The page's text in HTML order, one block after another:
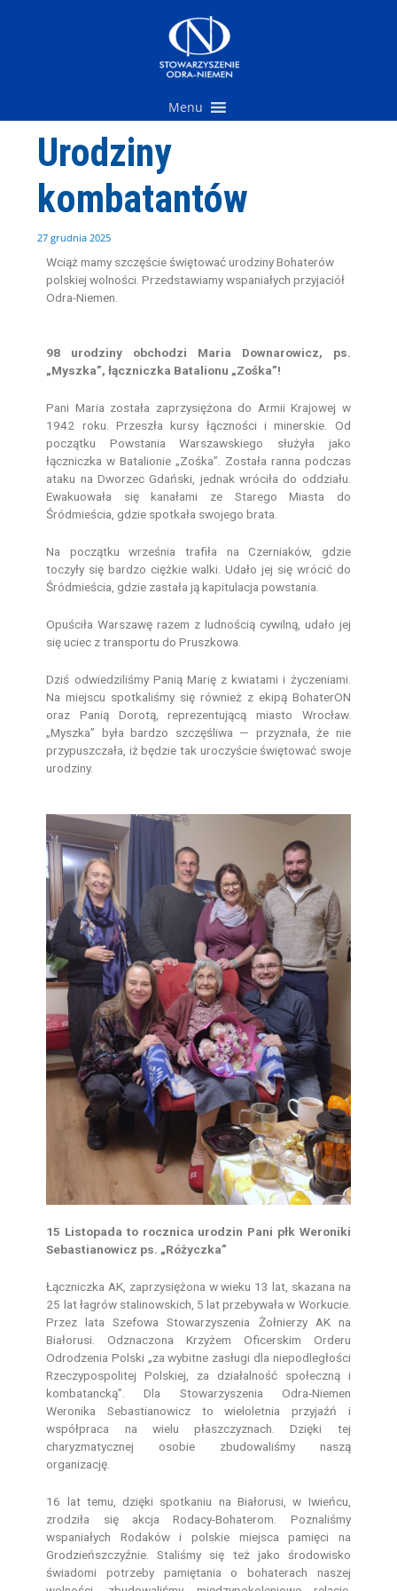
Menu
Urodziny
kombatantów
27 grudnia 2025
Wciąż mamy szczęście świętować urodziny Bohaterów
polskiej wolności. Przedstawiamy wspaniałych przyjaciół
Odra-Niemen.
98 urodziny obchodzi Maria Downarowicz, ps.
„Myszka”, łączniczka Batalionu „Zośka”!
Pani Maria została zaprzysiężona do Armii Krajowej w
1942 roku. Przeszła kursy łączności i minerskie. Od
początku Powstania Warszawskiego służyła jako
łączniczka w Batalionie „Zośka”. Została ranna podczas
ataku na Dworzec Gdański, jednak wróciła do oddziału.
Ewakuowała się kanałami ze Starego Miasta do
Śródmieścia, gdzie spotkała swojego brata.
Na początku września trafiła na Czerniaków, gdzie
toczyły się bardzo ciężkie walki. Udało jej się wrócić do
Śródmieścia, gdzie zastała ją kapitulacja powstania.
Opuściła Warszawę razem z ludnością cywilną, udało jej
się uciec z transportu do Pruszkowa.
Dziś odwiedziliśmy Panią Marię z kwiatami i życzeniami.
Na miejscu spotkaliśmy się również z ekipą BohaterON
oraz Panią Dorotą, reprezentującą miasto Wrocław.
„Myszka” była bardzo szczęśliwa — przyznała, że nie
przypuszczała, iż będzie tak uroczyście świętować swoje
urodziny.
15 Listopada to rocznica urodzin Pani płk Weroniki
Sebastianowicz ps. „Różyczka”
Łączniczka AK, zaprzysiężona w wieku 13 lat, skazana na
25 lat łagrów stalinowskich, 5 lat przebywała w Workucie.
Przez lata Szefowa Stowarzyszenia Żołnierzy AK na
Białorusi. Odznaczona Krzyżem Oficerskim Orderu
Odrodzenia Polski „za wybitne zasługi dla niepodległości
Rzeczypospolitej Polskiej, za działalność społeczną i
kombatancką”. Dla Stowarzyszenia Odra-Niemen
Weronika Sebastianowicz to wieloletnia przyjaźń i
współpraca na wielu płaszczyznach. Dzięki tej
charyzmatycznej osobie zbudowaliśmy naszą
organizację.
16 lat temu, dzięki spotkaniu na Białorusi, w Iwieńcu,
zrodziła się akcja Rodacy-Bohaterom. Poznaliśmy
wspaniałych Rodaków i polskie miejsca pamięci na
Grodzieńszczyźnie. Staliśmy się też jako środowisko
świadomi potrzeby pamiętania o bohaterach naszej